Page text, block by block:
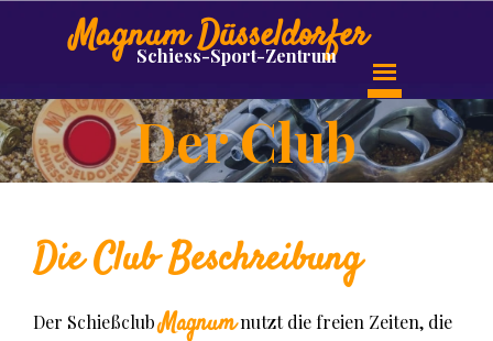
Magnum Düsseldorfer
Schiess-Sport-Zentrum
Der Club
Die Club Beschreibung
Der SchießclubMagnumnutzt die freien Zeiten, die